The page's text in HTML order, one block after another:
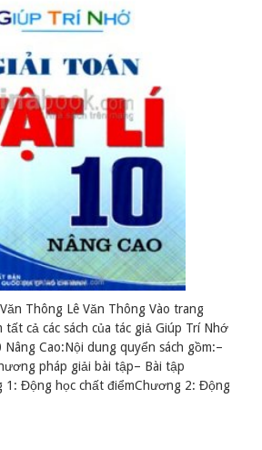
Thông Lê Văn Thông Vào trang
tất cả các sách của tác giả Giúp Trí Nhớ
Nâng Cao:Nội dung quyển sách gồm:–
pháp giải bài tập– Bài tập
1: Động học chất điểmChương 2: Động